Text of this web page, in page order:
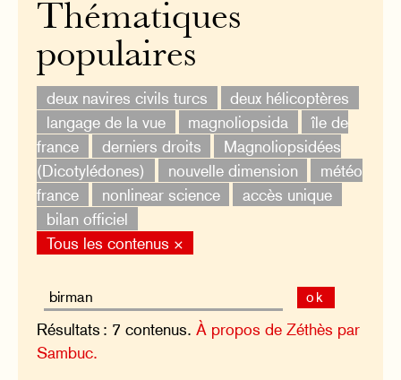
Thématiques
populaires
deux navires civils turcs
deux hélicoptères
langage de la vue
magnoliopsida
île de
france
derniers droits
Magnoliopsidées
(Dicotylédones)
nouvelle dimension
météo
france
nonlinear science
accès unique
bilan officiel
Tous les contenus ×
ok
Résultats : 7 contenus.À propos de Zéthès par
Sambuc.